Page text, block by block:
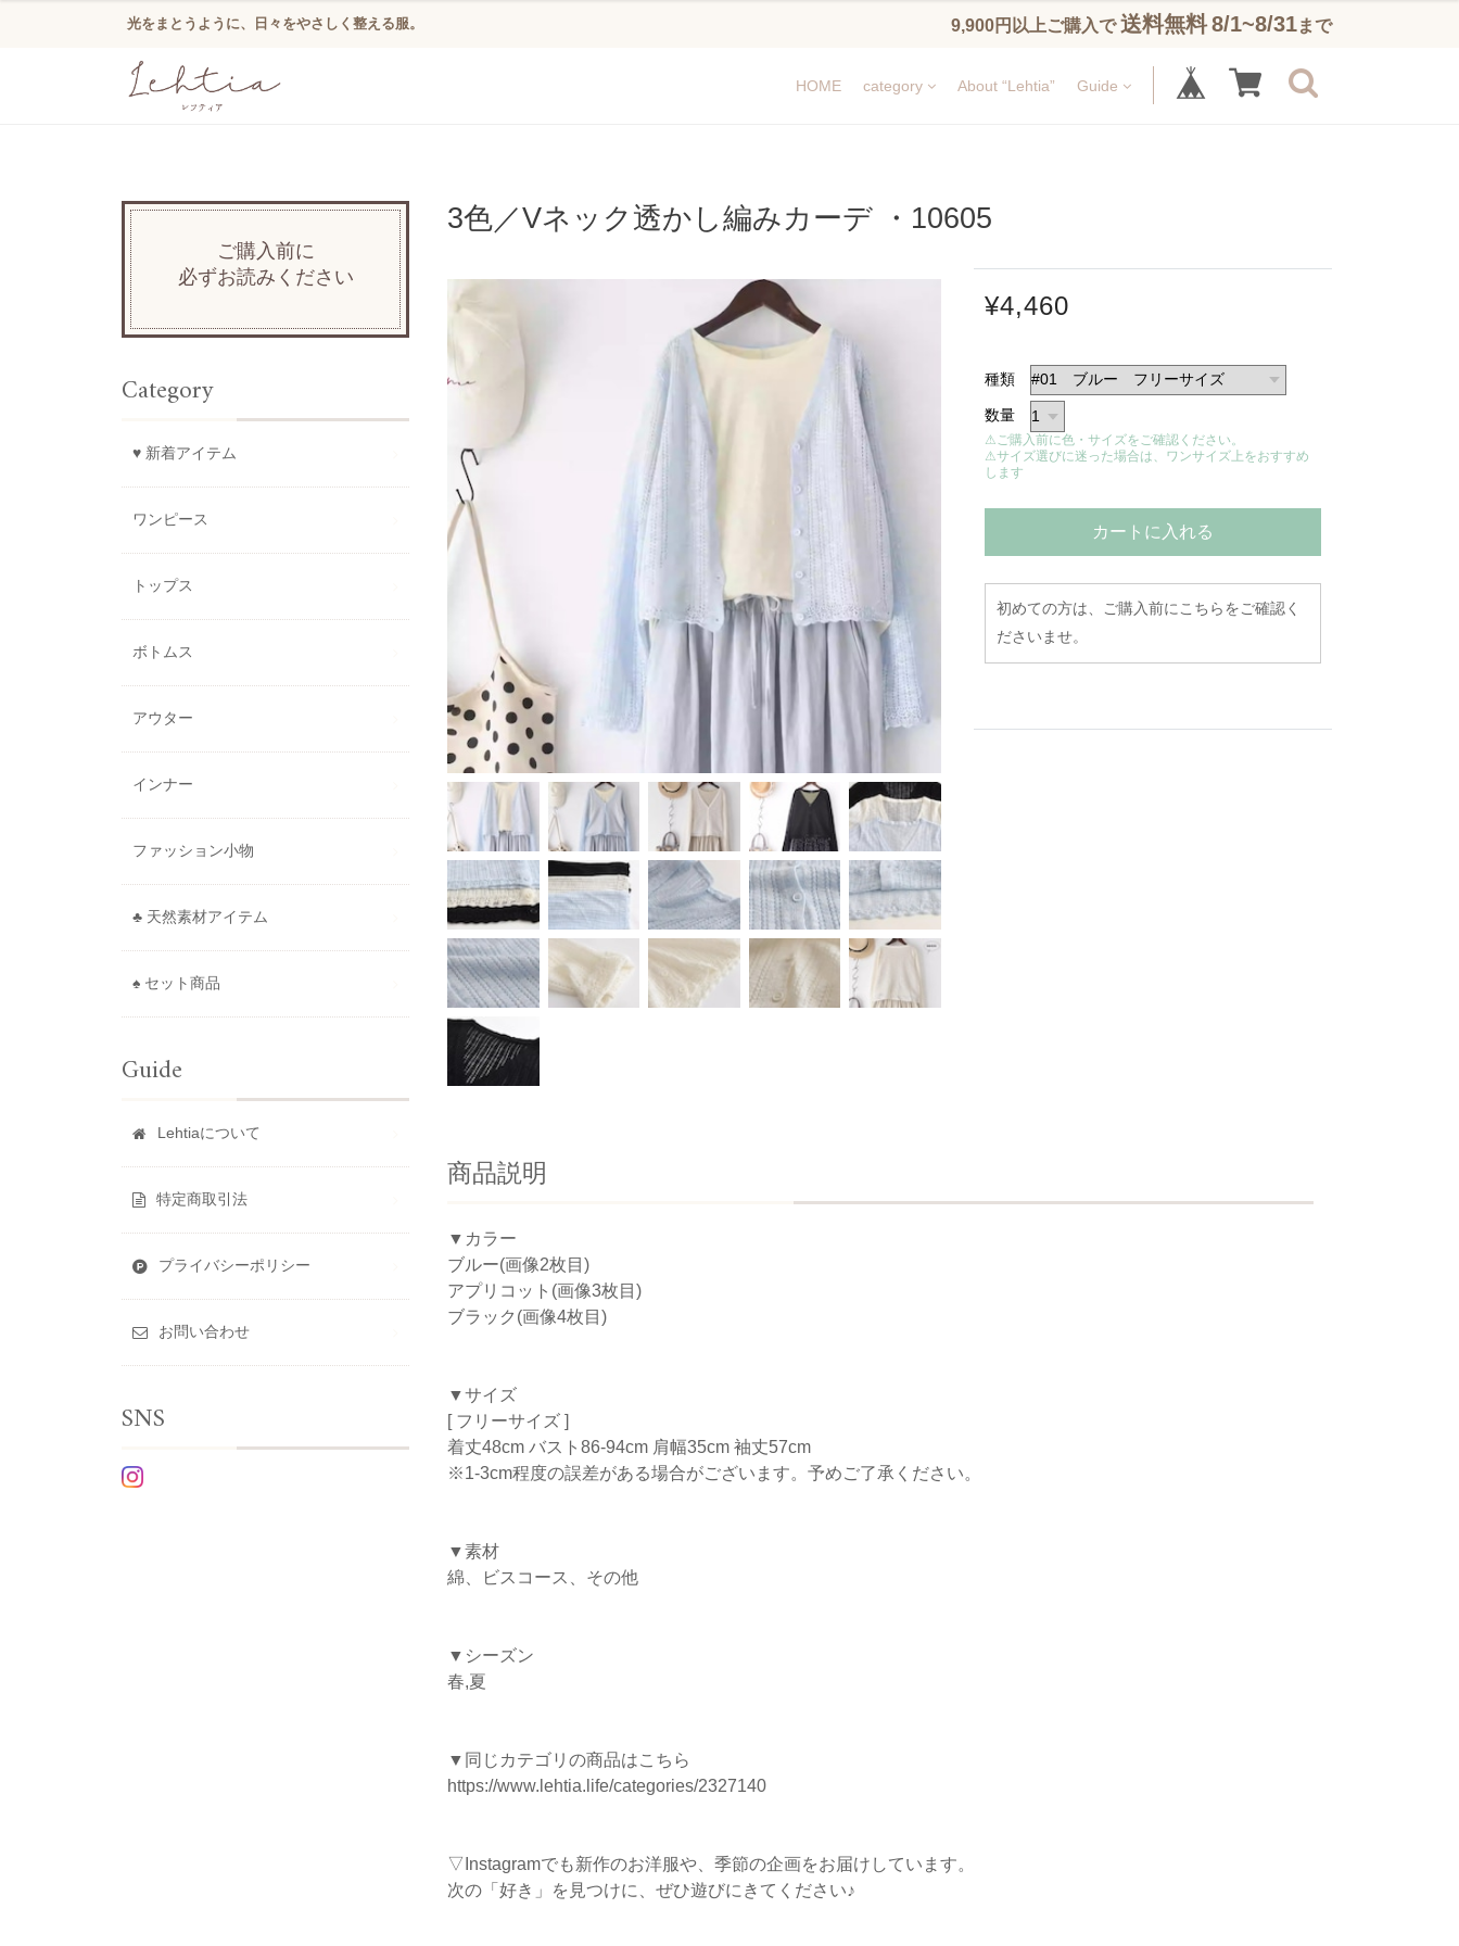
光をまとうように、日々をやさしく整える服。 9,900円以上ご購入で 送料無料8/1~8/31まで
HOME category About “Lehtia” Guide
3色／Vネック透かし編みカーデ ・10605
¥4,460
種類
数量
⚠ご購入前に色・サイズをご確認ください。
⚠サイズ選びに迷った場合は、ワンサイズ上をおすすめ
します
カートに入れる
初めての方は、ご購入前にこちらをご確認く
ださいませ。
商品説明
▼カラー
ブルー(画像2枚目)
アプリコット(画像3枚目)
ブラック(画像4枚目)
▼サイズ
[ フリーサイズ ]
着丈48cm バスト86-94cm 肩幅35cm 袖丈57cm
※1-3cm程度の誤差がある場合がございます。予めご了承ください。
▼素材
綿、ビスコース、その他
▼シーズン
春,夏
▼同じカテゴリの商品はこちら
https://www.lehtia.life/categories/2327140
▽Instagramでも新作のお洋服や、季節の企画をお届けしています。
次の「好き」を見つけに、ぜひ遊びにきてください♪
ご購入前に
必ずお読みください
Category
♥ 新着アイテム
ワンピース
トップス
ボトムス
アウター
インナー
ファッション小物
♣ 天然素材アイテム
♠ セット商品
Guide
Lehtiaについて
特定商取引法
プライバシーポリシー
お問い合わせ
SNS